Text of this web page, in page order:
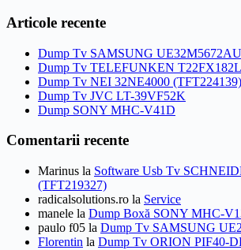
a
100,00 lei.
este:
Articole recente
Dump Tv SAMSUNG
Dump Tv TELEFUNKEN
Dump Tv NEI 32NE4000 (TFT224139)
Dump Tv JVC LT-39VF52K
Dump SONY MHC-V41D
Comentarii recente
Marinus la Software Usb Tv
(TFT219327)
radicalsolutions.ro la Service
manele la Dump Boxă SONY MHC-
paulo f05 la Dump Tv SAMSUNG
Florentin la Dump Tv ORION PIF40-